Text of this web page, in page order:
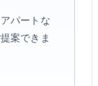
パートな
案できま